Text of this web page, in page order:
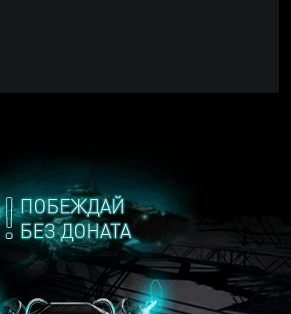
ПОБЕЖДАЙ
БЕЗ ДОНАТА